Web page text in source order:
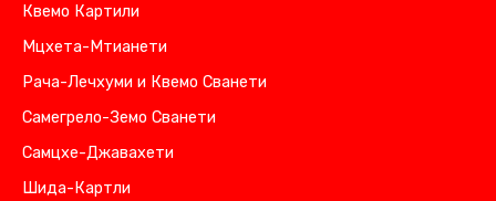
Квемо Картили
Мцхета-Мтианети
Рача-Лечхуми и Квемо Сванети
Самегрело-Земо Сванети
Самцхе-Джавахети
Шида-Картли